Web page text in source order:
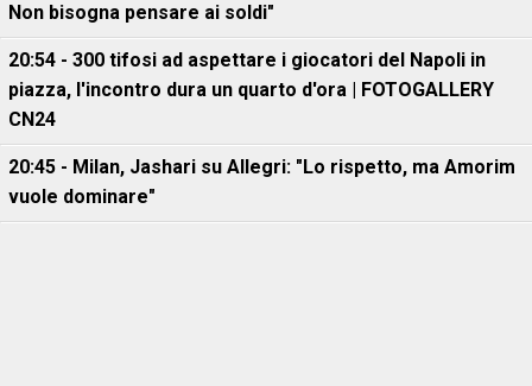
Non bisogna pensare ai soldi"
20:54 - 300 tifosi ad aspettare i giocatori del Napoli in
piazza, l'incontro dura un quarto d'ora | FOTOGALLERY
CN24
20:45 - Milan, Jashari su Allegri: "Lo rispetto, ma Amorim
vuole dominare"